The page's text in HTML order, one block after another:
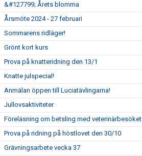
&#127799; Årets blomma
Årsmöte 2024 - 27 februari
Sommarens ridläger!
Grönt kort kurs
Prova på knatteridning den 13/1
Knatte julspecial!
Anmälan öppen till Luciatävlingarna!
Jullovsaktiviteter
Föreläsning om betsling med veterinärbesöket
Prova på ridning på höstlovet den 30/10
Grävningsarbete vecka 37